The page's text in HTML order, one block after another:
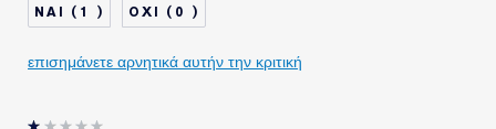
1 0
επισημάνετε αρνητικά αυτήν την κριτική